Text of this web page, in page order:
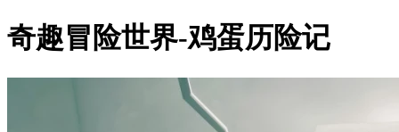
奇趣冒险世界-鸡蛋历险记